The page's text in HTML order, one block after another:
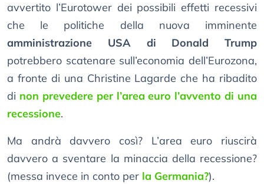
avvertito l’Eurotower dei possibili effetti recessivi
che le politiche della nuova imminente
amministrazione USA di Donald Trump
potrebbero scatenare sull’economia dell’Eurozona,
a fronte di una Christine Lagarde che ha ribadito
di non prevedere per l’area euro l’avvento di una
recessione.
Ma andrà davvero così? L’area euro riuscirà
davvero a sventare la minaccia della recessione?
(messa invece in conto per la Germania?).